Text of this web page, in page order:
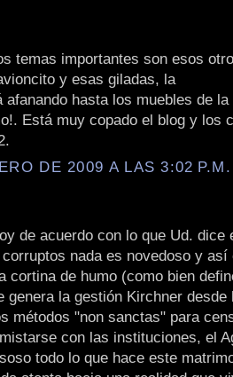
temas importantes son esos
y esas giladas, la
afanando hasta los muebles de
Está muy copado el blog y los
DE 2009 A LAS 3:02 P.M.
de acuerdo con lo que Ud. dice
nada es novedoso y así
cortina de humo (como bien
genera la gestión Kirchner desde
métodos "non sanctas" para
con las instituciones, el
todo lo que hace este